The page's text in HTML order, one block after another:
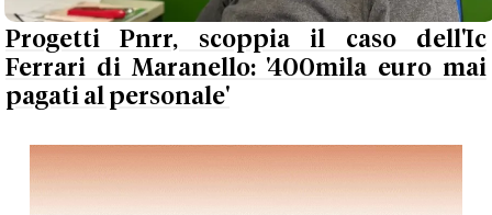
Progetti Pnrr, scoppia il caso dell'Ic
Ferrari di Maranello: '400mila euro mai
pagati al personale'